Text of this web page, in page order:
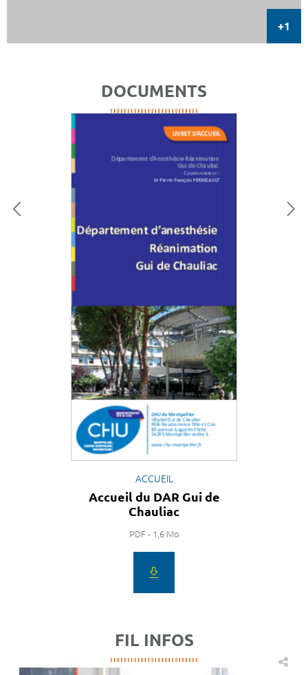
DOCUMENTS
ACCUEIL
Accueil du DAR Gui de
Chauliac
PDF - 1,6 Mo
FIL INFOS